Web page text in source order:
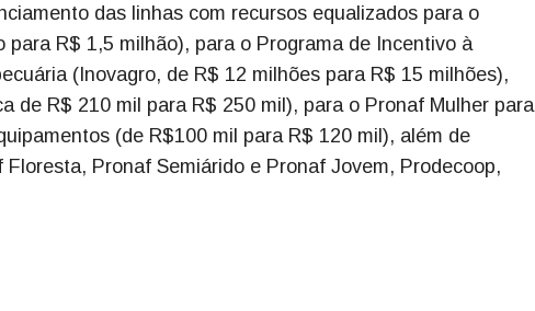
das linhas com recursos equalizados para o
R$ 1,5 milhão), para o Programa de Incentivo à
(Inovagro, de R$ 12 milhões para R$ 15 milhões),
de R$ 210 mil para R$ 250 mil), para o Pronaf Mulher para
(de R$100 mil para R$ 120 mil), além de
Pronaf Semiárido e Pronaf Jovem, Prodecoop,